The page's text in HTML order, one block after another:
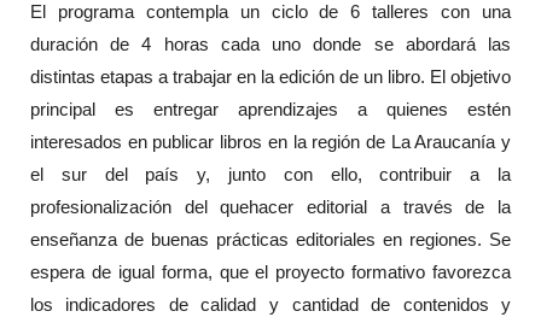
El programa contempla un ciclo de 6 talleres con una
duración de 4 horas cada uno donde se abordará las
distintas etapas a trabajar en la edición de un libro. El objetivo
principal es entregar aprendizajes a quienes estén
interesados en publicar libros en la región de La Araucanía y
el sur del país y, junto con ello, contribuir a la
profesionalización del quehacer editorial a través de la
enseñanza de buenas prácticas editoriales en regiones. Se
espera de igual forma, que el proyecto formativo favorezca
los indicadores de calidad y cantidad de contenidos y